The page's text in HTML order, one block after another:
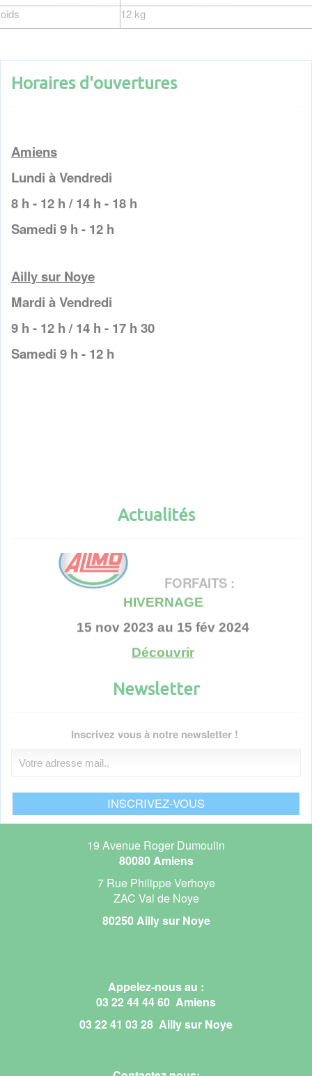
12 kg
Horaires d'ouvertures
Amiens
Lundi à Vendredi
8 h - 12 h / 14 h - 18 h
Samedi 9 h - 12 h
Ailly sur Noye
Mardi à Vendredi
9 h - 12 h / 14 h - 17 h 30
Samedi 9 h - 12 h
Actualités
HIVERNAGE
Voir toutes les actualités
Newsletter
Inscrivez vous à notre newsletter !
19 Avenue Roger Dumoulin
80080 Amiens
7 Rue Philippe Verhoye
ZAC Val de Noye
80250 Ailly sur Noye
Appelez-nous au :
03 22 44 44 60 Amiens
03 22 41 03 28 Ailly sur Noye